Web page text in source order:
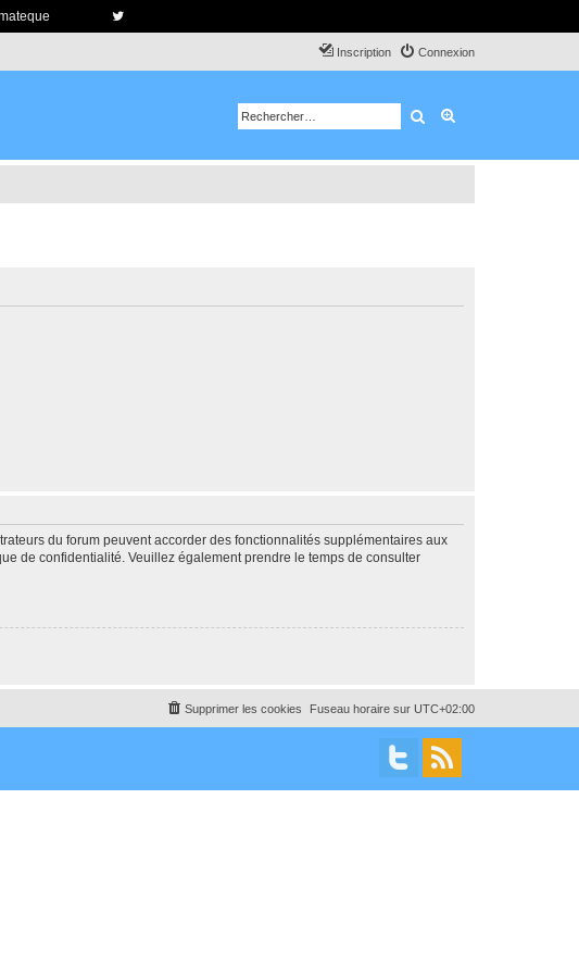
Connexion
Inscription
Rechercher
du forum peuvent accorder des fonctionnalités supplémentaires aux
de confidentialité. Veuillez également prendre le temps de consulter
Fuseau horaire sur UTC+02:00
Supprimer les cookies